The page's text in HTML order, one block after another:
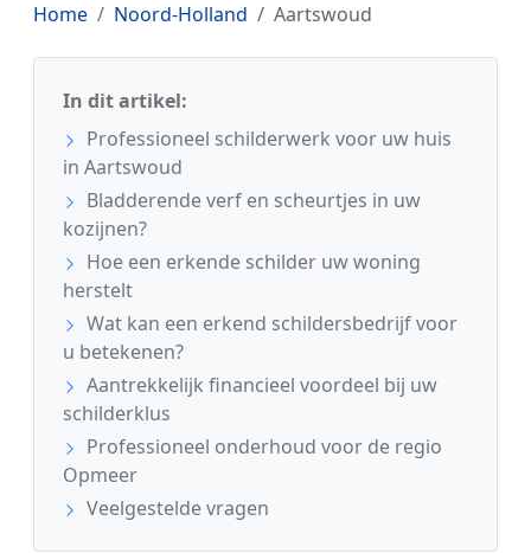
Home Noord-Holland Aartswoud
In dit artikel:
Professioneel schilderwerk voor uw huis
in Aartswoud
Bladderende verf en scheurtjes in uw
kozijnen?
Hoe een erkende schilder uw woning
herstelt
Wat kan een erkend schildersbedrijf voor
u betekenen?
Aantrekkelijk financieel voordeel bij uw
schilderklus
Professioneel onderhoud voor de regio
Opmeer
Veelgestelde vragen